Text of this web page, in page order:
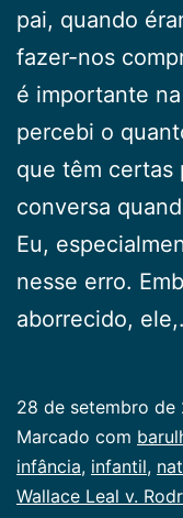
pai, quando
fazer-nos
é importante
percebi o
que têm certas
conversa
Eu,
nesse erro.
aborrecido,
28 de setembro de
Categorizado
como
Infancia
Marcado com
infância, infantil,
Wallace Leal v.